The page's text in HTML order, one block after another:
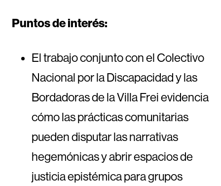
Puntos de interés:
El trabajo conjunto con el Colectivo
Nacional por la Discapacidad y las
Bordadoras de la Villa Frei evidencia
cómo las prácticas comunitarias
pueden disputar las narrativas
hegemónicas y abrir espacios de
justicia epistémica para grupos